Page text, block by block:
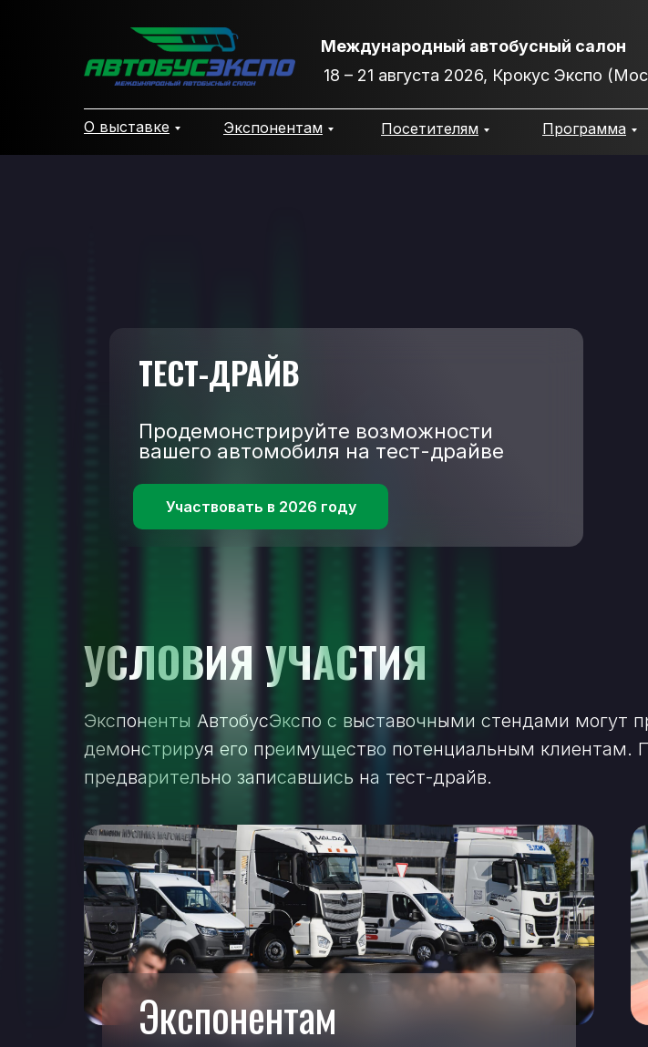
О выставке
Международный автобусный салон
18 – 21 августа 2026, Крокус Экспо
Посетителям
Экспонентам Программа
ТРАНСПОРТНОЕ ШОУ
ТЕСТ-ДРАЙВ
Участвовать в 2026 году
Продемонстрируйте возможности
вашего автомобиля на тест-драйве
УСЛОВИЯ УЧАСТИЯ
Экспоненты АвтобусЭкспо c выставочными стендами могут
демонстрируя его преимущество потенциальным клиентам.
предварительно записавшись на тест-драйв.
Экспонентам